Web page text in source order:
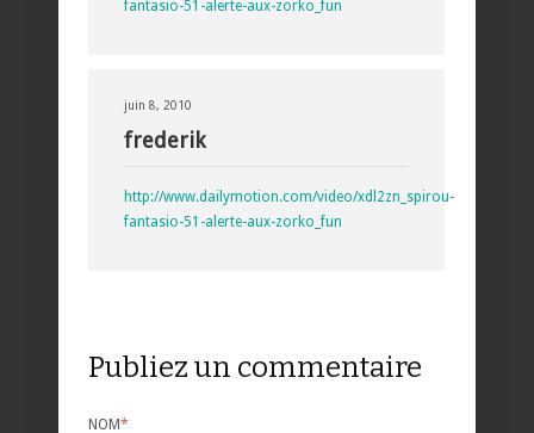
fantasio-51-alerte-aux-zorko_fun
juin 8, 2010
frederik
http://www.dailymotion.com/video/xdl2zn_spirou-
fantasio-51-alerte-aux-zorko_fun
Publiez un commentaire
NOM*